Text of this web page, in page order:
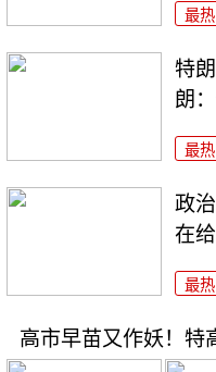
最热
特
朗
最热
政
在
最热
高市早苗又作妖！特